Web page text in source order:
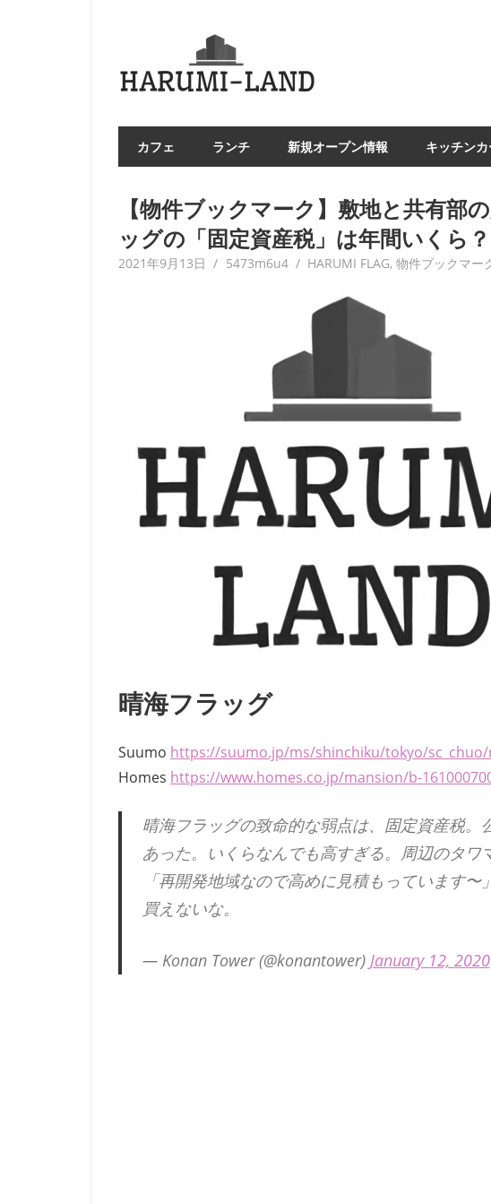
カフェ ランチ 新規オープン情報 キッチン
【物件ブックマーク】敷地と共有部
ッグの「固定資産税」は年間いくら？
2021年9月13日 5473m6u4 HARUMI FLAG,物件ブックマー
晴海フラッグ
Suumo https://suumo.jp/ms/shinchiku/tokyo/sc_chuo/
Homes https://www.homes.co.jp/mansion/b-
晴海フラッグの致命的な弱点は、固定資産税
あった。いくらなんでも高すぎる。周辺のタ
「再開発地域なので高めに見積もっています
買えないな。
— Konan Tower (@konantower) January 12, 2020